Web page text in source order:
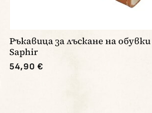
Ръкавица за лъскане на обувки
Saphir
54,90 €